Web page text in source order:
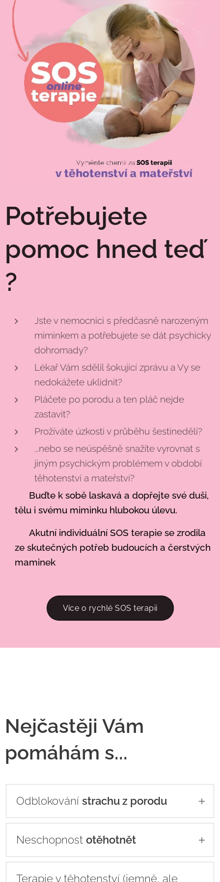
Potřebujete
pomoc hned teď
?
Jste v nemocnici s předčasně narozeným
miminkem a potřebujete se dát psychicky
dohromady?
Lékař Vám sdělil šokující zprávu a Vy se
nedokážete uklidnit?
Pláčete po porodu a ten pláč nejde
zastavit?
Prožíváte úzkosti v průběhu šestinedělí?
...nebo se neúspěšně snažíte vyrovnat s
jiným psychickým problémem v období
těhotenství a mateřství?
Buďte k sobě laskavá a dopřejte své duši,
tělu i svému miminku hlubokou úlevu.
Akutní individuální SOS terapie se zrodila
ze skutečných potřeb budoucích a čerstvých
maminek
Více o rychlé SOS terapii
Nejčastěji Vám
pomáhám s...
Odblokování strachu z porodu
Předporodní terapie: pro
odblokování všech strachů z
Neschopnost otěhotnět
Pomohu Vám najít a odblokovat
psychické a duševní důvody Vaší
Terapie v těhotenství (jemně, ale